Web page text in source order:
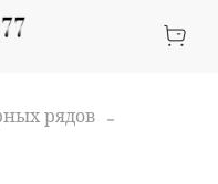
рядов